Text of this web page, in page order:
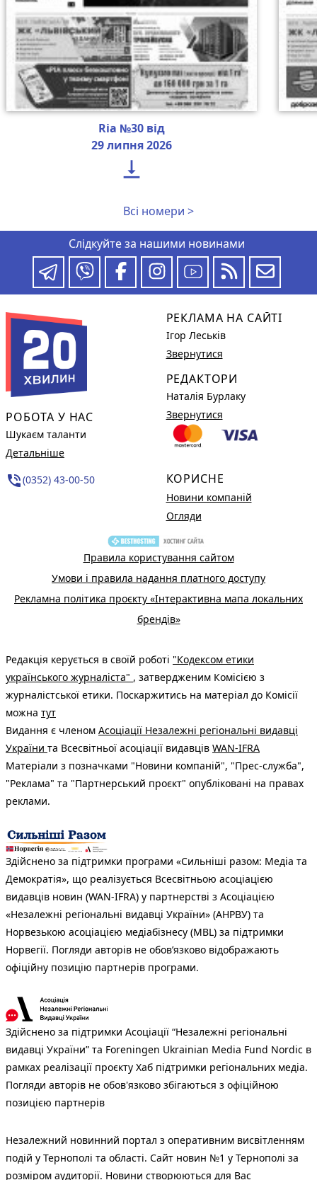
Ria №30 від
29 липня 2026

Всі номери >
Слідкуйте за нашими новинами
РОБОТА У НАС
Шукаєм таланти
Детальніше
phone_in_talk(0352) 43-00-50
РЕКЛАМА НА САЙТІ
Ігор Леськів
Звернутися
РЕДАКТОРИ
Наталія Бурлаку
Звернутися
КОРИСНЕ
Новини компаній
Огляди
Правила користування сайтом
Умови і правила надання платного доступу
Рекламна політика проєкту «Інтерактивна мапа локальних
брендів»
Редакція керується в своїй роботі "Кодексом етики
українського журналіста" , затвердженим Комісією з
журналістської етики. Поскаржитись на матеріал до Комісії
можна тут
Видання є членом Асоціації Незалежні регіональні видавці
України та Всесвітньої асоціації видавців WAN-IFRA
Матеріали з позначками "Новини компаній", "Прес-служба",
"Реклама" та "Партнерський проєкт" опубліковані на правах
реклами.
Здійснено за підтримки програми «Сильніші разом: Медіа та
Демократія», що реалізується Всесвітньою асоціацією
видавців новин (WAN-IFRA) у партнерстві з Асоціацією
«Незалежні регіональні видавці України» (АНРВУ) та
Норвезькою асоціацією медіабізнесу (MBL) за підтримки
Норвегії. Погляди авторів не обов’язково відображають
офіційну позицію партнерів програми.
Здійснено за підтримки Асоціації “Незалежні регіональні
видавці України” та Foreningen Ukrainian Media Fund Nordic в
рамках реалізації проєкту Хаб підтримки регіональних медіа.
Погляди авторів не обов'язково збігаються з офіційною
позицією партнерів
Незалежний новинний портал з оперативним висвітленням
подій у Тернополі та області. Сайт новин №1 у Тернополі за
розміром аудиторії. Новини створюються для Вас